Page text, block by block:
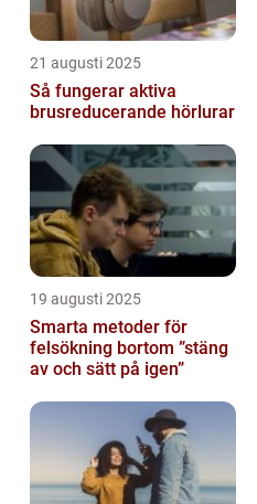
21 augusti 2025
Så fungerar aktiva
brusreducerande hörlurar
19 augusti 2025
Smarta metoder för
felsökning bortom ”stäng
av och sätt på igen”